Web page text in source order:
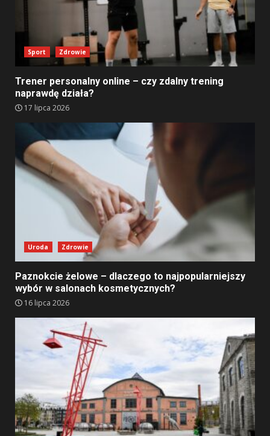
Sport Zdrowie
Trener personalny online – czy zdalny trening
naprawdę działa?
17 lipca 2026
Uroda Zdrowie
Paznokcie żelowe – dlaczego to najpopularniejszy
wybór w salonach kosmetycznych?
16 lipca 2026